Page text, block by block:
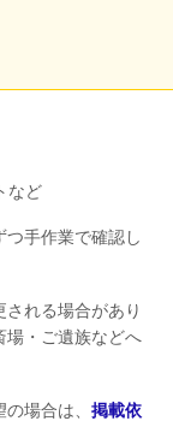
など
手作業で確認し
れる場合があり
場・ご遺族などへ
場合は、 掲載依